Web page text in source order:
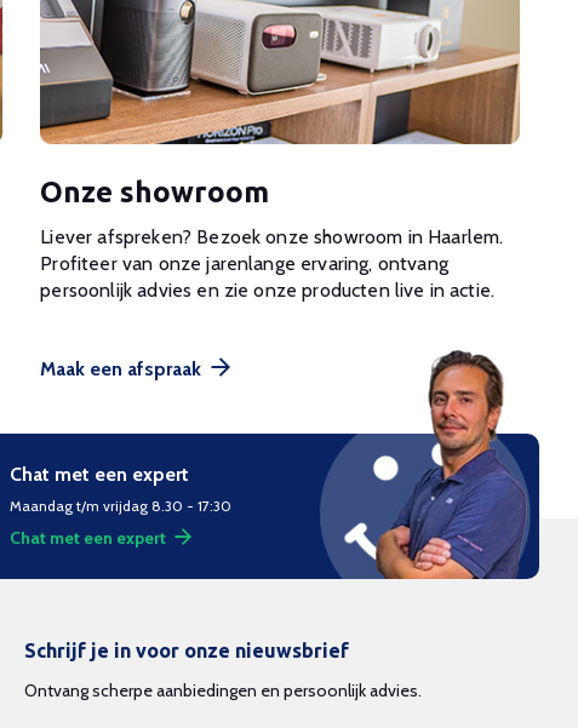
Onze showroom
Liever afspreken? Bezoek onze showroom in Haarlem.
Profiteer van onze jarenlange ervaring, ontvang
persoonlijk advies en zie onze producten live in actie.
Maak een afspraak
Chat met een expert
Maandag t/m vrijdag 8.30 - 17:30
Chat met een expert
Schrijf je in voor onze nieuwsbrief
Ontvang scherpe aanbiedingen en persoonlijk advies.